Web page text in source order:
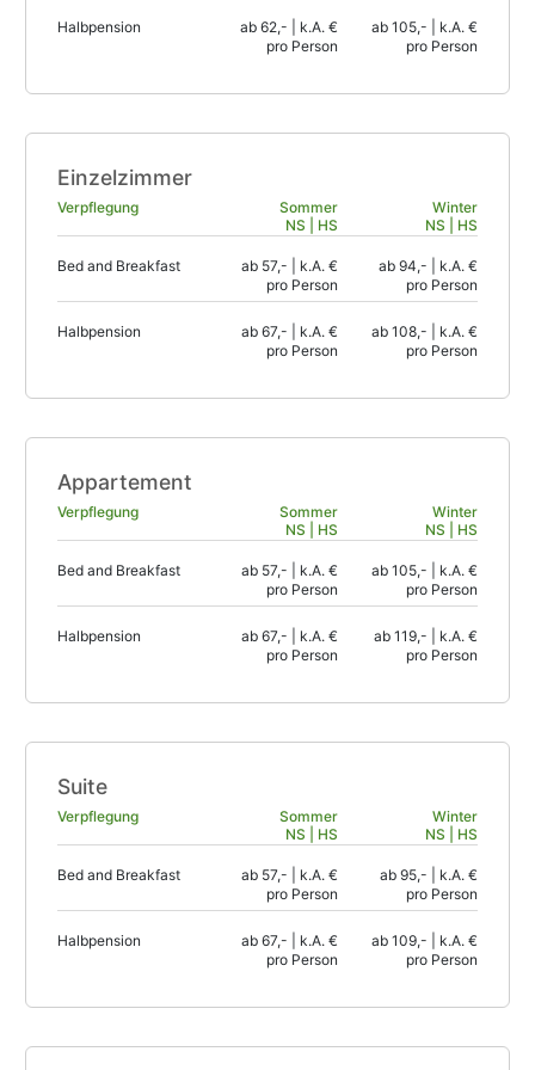
Halbpension
ab 62,- | k.A. €
pro Person
ab 105,- | k.A. €
pro Person
Einzelzimmer
Verpflegung
Sommer
NS | HS
Winter
NS | HS
Bed and Breakfast
ab 57,- | k.A. €
pro Person
ab 94,- | k.A. €
pro Person
Halbpension
ab 67,- | k.A. €
pro Person
ab 108,- | k.A. €
pro Person
Appartement
Verpflegung
Sommer
NS | HS
Winter
NS | HS
Bed and Breakfast
ab 57,- | k.A. €
pro Person
ab 105,- | k.A. €
pro Person
Halbpension
ab 67,- | k.A. €
pro Person
ab 119,- | k.A. €
pro Person
Suite
Verpflegung
Sommer
NS | HS
Winter
NS | HS
Bed and Breakfast
ab 57,- | k.A. €
pro Person
ab 95,- | k.A. €
pro Person
Halbpension
ab 67,- | k.A. €
pro Person
ab 109,- | k.A. €
pro Person